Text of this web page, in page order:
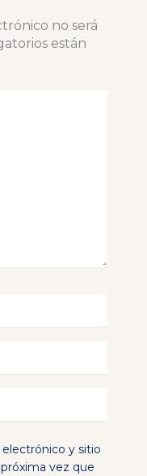
no será
están
y sitio
vez que